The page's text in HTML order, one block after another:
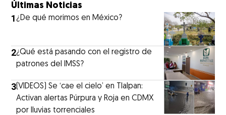
Últimas Noticias
1¿De qué morimos en México?
2¿Qué está pasando con el registro de
patrones del IMSS?
3 (VIDEOS) Se ‘cae el cielo’ en Tlalpan:
Activan alertas Púrpura y Roja en CDMX
por lluvias torrenciales